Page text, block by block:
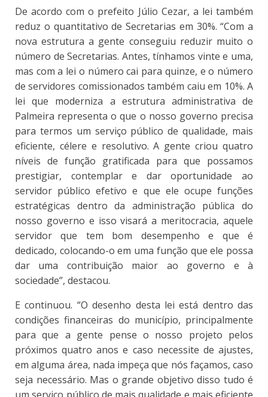
De acordo com o prefeito Júlio Cezar, a lei também
reduz o quantitativo de Secretarias em 30%. “Com a
nova estrutura a gente conseguiu reduzir muito o
número de Secretarias. Antes, tínhamos vinte e uma,
mas com a lei o número cai para quinze, e o número
de servidores comissionados também caiu em 10%. A
lei que moderniza a estrutura administrativa de
Palmeira representa o que o nosso governo precisa
para termos um serviço público de qualidade, mais
eficiente, célere e resolutivo. A gente criou quatro
níveis de função gratificada para que possamos
prestigiar, contemplar e dar oportunidade ao
servidor público efetivo e que ele ocupe funções
estratégicas dentro da administração pública do
nosso governo e isso visará a meritocracia, aquele
servidor que tem bom desempenho e que é
dedicado, colocando-o em uma função que ele possa
dar uma contribuição maior ao governo e à
sociedade”, destacou.
E continuou. “O desenho desta lei está dentro das
condições financeiras do município, principalmente
para que a gente pense o nosso projeto pelos
próximos quatro anos e caso necessite de ajustes,
em alguma área, nada impeça que nós façamos, caso
seja necessário. Mas o grande objetivo disso tudo é